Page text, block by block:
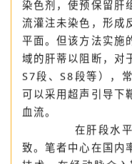
（2）反染法是穿刺
式，阻断靶流域的入
染色剂，使预保留肝
流灌注未染色，形成
平面。但该方法实施
域的肝蒂以阻断，对
S7段、S8段等），
可以采用超声引导
血流。